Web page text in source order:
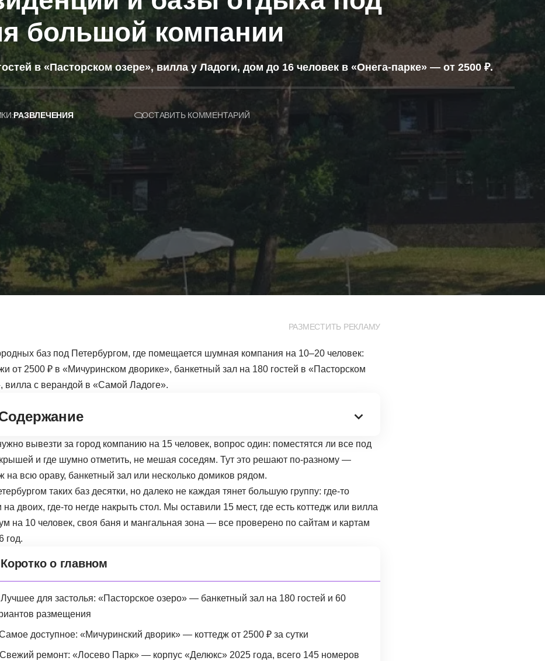
большой компании
в «Пасторском озере», вилла у Ладоги, дом до 16 человек в «Онега-парке» — от 2500 ₽.
РАЗВЛЕЧЕНИЯ ОСТАВИТЬ КОММЕНТАРИЙ
РАЗМЕСТИТЬ РЕКЛАМУ
баз под Петербургом, где помещается шумная компания на 10–20 человек:
от 2500 ₽ в «Мичуринском дворике», банкетный зал на 180 гостей в «Пасторском
вилла с верандой в «Самой Ладоге».
вывезти за город компанию на 15 человек, вопрос один: поместятся ли все под
и где шумно отметить, не мешая соседям. Тут это решают по-разному —
на всю ораву, банкетный зал или несколько домиков рядом.
таких баз десятки, но далеко не каждая тянет большую группу: где-то
на двоих, где-то негде накрыть стол. Мы оставили 15 мест, где есть коттедж или вилла
на 10 человек, своя баня и мангальная зона — все проверено по сайтам и картам
год.
Коротко о главном
для застолья: «Пасторское озеро» — банкетный зал на 180 гостей и 60
размещения
доступное: «Мичуринский дворик» — коттедж от 2500 ₽ за сутки
ремонт: «Лосево Парк» — корпус «Делюкс» 2025 года, всего 145 номеров